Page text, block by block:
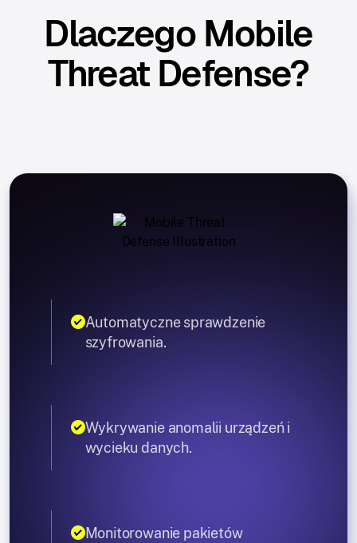
Dlaczego Mobile
Threat Defense?
Automatyczne sprawdzenie
szyfrowania.
Wykrywanie anomalii urządzeń i
wycieku danych.
Monitorowanie pakietów